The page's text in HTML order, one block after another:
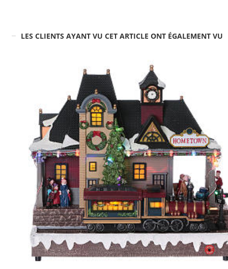
LES CLIENTS AYANT VU CET ARTICLE ONT ÉGALEMENT VU